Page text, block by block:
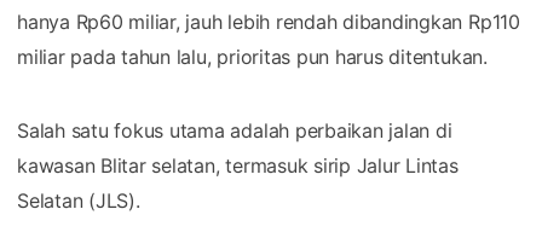
hanya Rp60 miliar, jauh lebih rendah dibandingkan Rp110
miliar pada tahun lalu, prioritas pun harus ditentukan.
Salah satu fokus utama adalah perbaikan jalan di
kawasan Blitar selatan, termasuk sirip Jalur Lintas
Selatan (JLS).